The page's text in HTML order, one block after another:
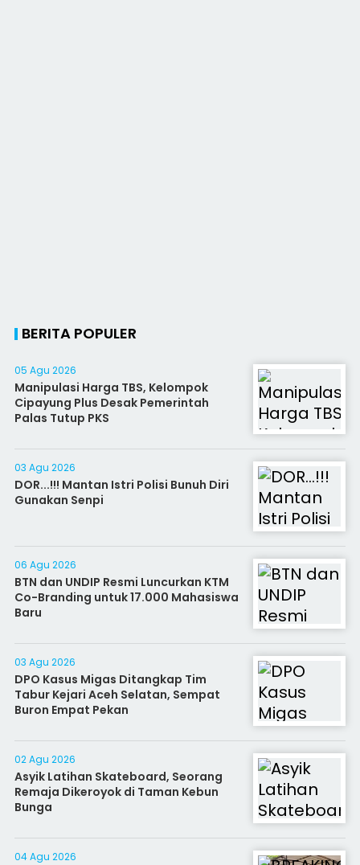
BERITA POPULER
05 Agu 2026
Manipulasi Harga TBS, Kelompok
Cipayung Plus Desak Pemerintah
Palas Tutup PKS
03 Agu 2026
DOR...!!! Mantan Istri Polisi Bunuh Diri
Gunakan Senpi
06 Agu 2026
BTN dan UNDIP Resmi Luncurkan KTM
Co-Branding untuk 17.000 Mahasiswa
Baru
03 Agu 2026
DPO Kasus Migas Ditangkap Tim
Tabur Kejari Aceh Selatan, Sempat
Buron Empat Pekan
02 Agu 2026
Asyik Latihan Skateboard, Seorang
Remaja Dikeroyok di Taman Kebun
Bunga
04 Agu 2026